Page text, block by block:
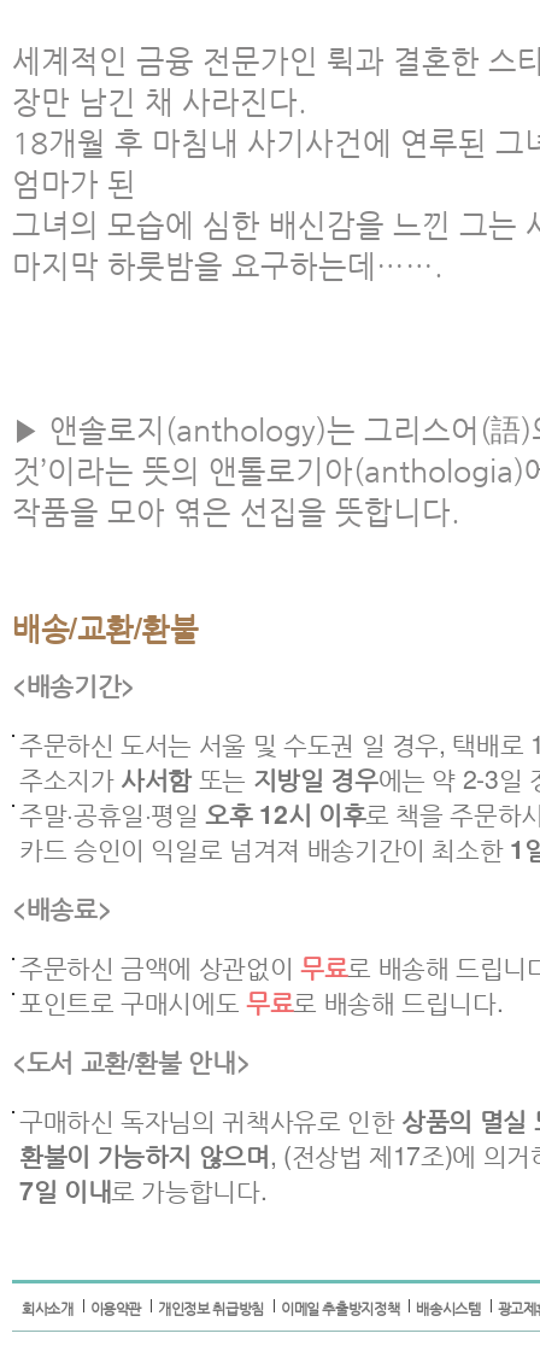
세계적인 금융 전문가인 뤽과 결혼한 스
장만 남긴 채 사라진다.
18개월 후 마침내 사기사건에 연루된 그
엄마가 된
그녀의 모습에 심한 배신감을 느낀 그는
마지막 하룻밤을 요구하는데…….
▶ 앤솔로지(anthology)는 그리스어(語)
것’이라는 뜻의 앤톨로기아(anthologia)
작품을 모아 엮은 선집을 뜻합니다.
배송/교환/환불
<배송기간>
주문하신 도서는 서울 및 수도권 일 경우, 택배로
주소지가 사서함 또는 지방일 경우에는 약 2-3일
주말·공휴일·평일오후 12시 이후로 책을 주문하
카드 승인이 익일로 넘겨져 배송기간이 최소한 1
<배송료>
주문하신 금액에 상관없이 무료로 배송해 드립니
포인트로 구매시에도무료로 배송해 드립니다.
<도서 교환/환불 안내>
구매하신 독자님의 귀책사유로 인한 상품의 멸실
환불이 가능하지 않으며, (전상법 제17조)에 의
7일 이내로 가능합니다.
회사소개 이용약관 개인정보 취급방침 이메일 추출방지정책 배송시스템 광고